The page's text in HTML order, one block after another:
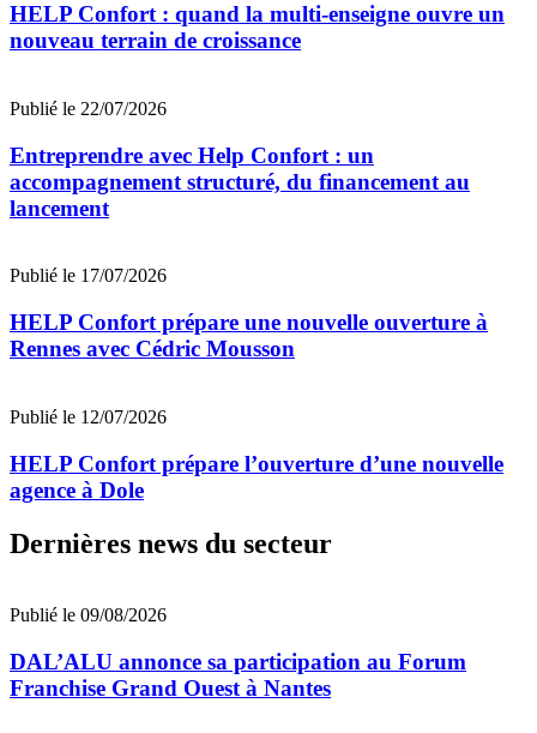
HELP Confort : quand la multi-enseigne ouvre un
nouveau terrain de croissance
Publié le 22/07/2026
Entreprendre avec Help Confort : un
accompagnement structuré, du financement au
lancement
Publié le 17/07/2026
HELP Confort prépare une nouvelle ouverture à
Rennes avec Cédric Mousson
Publié le 12/07/2026
HELP Confort prépare l’ouverture d’une nouvelle
agence à Dole
Dernières news du secteur
Publié le 09/08/2026
DAL’ALU annonce sa participation au Forum
Franchise Grand Ouest à Nantes